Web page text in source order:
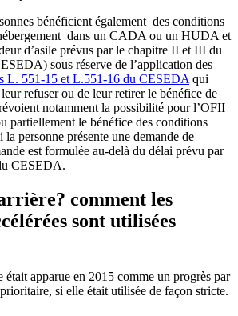
bénéficient également des conditions
dans un CADA ou un HUDA et
d’asile prévus par le chapitre II et III du
sous réserve de l’application des
L. 551-15 et L.551-16 du CESEDAqui
refuser ou de leur retirer le bénéfice de
notamment la possibilité pour l’OFII
partiellement le bénéfice des conditions
personne présente une demande de
est formulée au-delà du délai prévu par
CESEDA.
comment les
sont utilisées
était apparue en 2015 comme un progrès par
si elle était utilisée de façon stricte.